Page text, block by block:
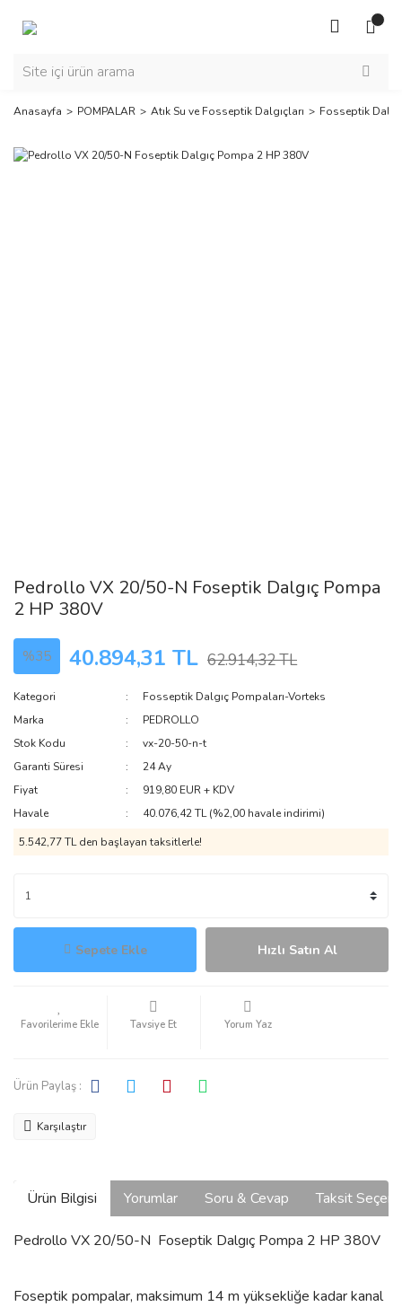
Anasayfa POMPALAR Atık Su ve Fosseptik Dalgıçları Fosseptik
Pedrollo VX 20/50-N Foseptik Dalgıç Pompa
2 HP 380V
%35 40.894,31 TL 62.914,32 TL
Kategori
Fosseptik Dalgıç Pompaları-Vorteks
Marka
PEDROLLO
Stok Kodu
vx-20-50-n-t
Garanti Süresi
24 Ay
Fiyat
919,80 EUR + KDV
Havale
40.076,42 TL (%2,00 havale indirimi)
5.542,77 TL den başlayan taksitlerle!
Sepete Ekle Hızlı Satın Al
Tavsiye Et Yorum Yaz
Ürün Paylaş :
Karşılaştır
Ürün Bilgisi Yorumlar Soru & Cevap Taksit
Pedrollo VX 20/50-N Foseptik Dalgıç Pompa 2 HP 380V
Foseptik pompalar, maksimum 14 m yüksekliğe kadar kanal